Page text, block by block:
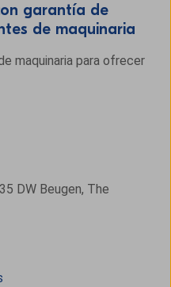
garantía de
de maquinaria
maquinaria para ofrecer
DW Beugen, The